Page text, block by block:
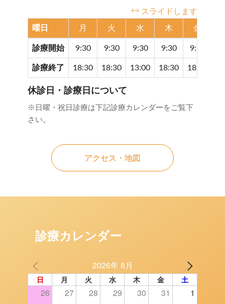
スライドします
曜日 月 火 水 木 金
診療開始 9:30 9:30 9:30 9:30 9:30
診療終了 18:30 18:30 13:00 18:30 18:30
休診日・診療日について
※日曜・祝日診療は下記診療カレンダーをご覧下
さい。
アクセス・地図
診療カレンダー
2026年 8月
日 月 火 水 木 金 土
26 27 28 29 30 31 1